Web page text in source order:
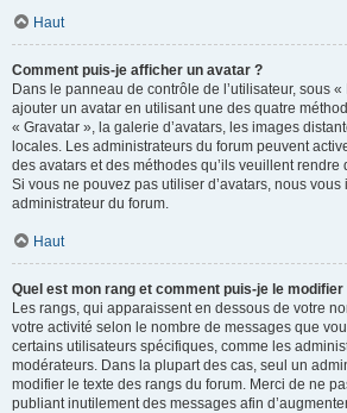
Haut
Comment puis-je afficher un avatar ?
Dans le panneau de contrôle de l’utilisateur, sous
ajouter un avatar en utilisant une des quatre
« Gravatar », la galerie d’avatars, les images
locales. Les administrateurs du forum peuvent
des avatars et des méthodes qu’ils veuillent
Si vous ne pouvez pas utiliser d’avatars, nous
administrateur du forum.
Haut
Quel est mon rang et comment puis-je le modifier
Les rangs, qui apparaissent en dessous de votre
votre activité selon le nombre de messages que
certains utilisateurs spécifiques, comme les
modérateurs. Dans la plupart des cas, seul un
modifier le texte des rangs du forum. Merci de ne
publiant inutilement des messages afin